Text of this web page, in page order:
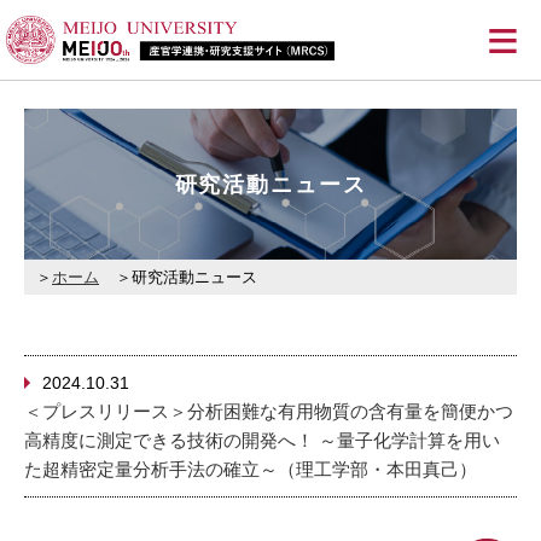
≡
研究活動ニュース
ホーム 研究活動ニュース
2024.10.31
＜プレスリリース＞分析困難な有用物質の含有量を簡便かつ
高精度に測定できる技術の開発へ！ ～量子化学計算を用い
た超精密定量分析手法の確立～（理工学部・本田真己）